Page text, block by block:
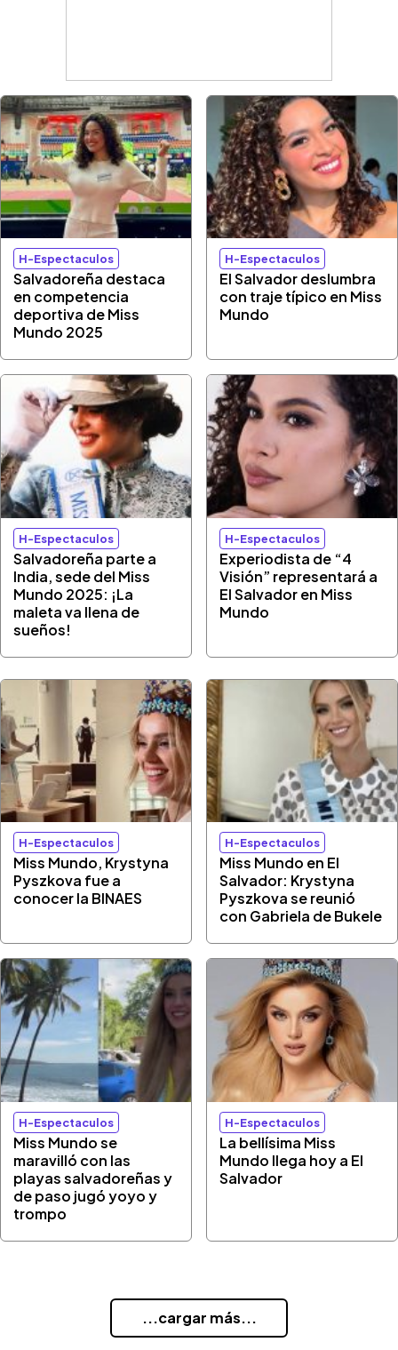
H-Espectaculos
Salvadoreña destaca
en competencia
deportiva de Miss
Mundo 2025
H-Espectaculos
El Salvador deslumbra
con traje típico en Miss
Mundo
H-Espectaculos
Salvadoreña parte a
India, sede del Miss
Mundo 2025: ¡La
maleta va llena de
sueños!
H-Espectaculos
Experiodista de “4
Visión” representará a
El Salvador en Miss
Mundo
H-Espectaculos
Miss Mundo, Krystyna
Pyszkova fue a
conocer la BINAES
H-Espectaculos
Miss Mundo en El
Salvador: Krystyna
Pyszkova se reunió
con Gabriela de Bukele
H-Espectaculos
Miss Mundo se
maravilló con las
playas salvadoreñas y
de paso jugó yoyo y
trompo
H-Espectaculos
La bellísima Miss
Mundo llega hoy a El
Salvador
...cargar más...